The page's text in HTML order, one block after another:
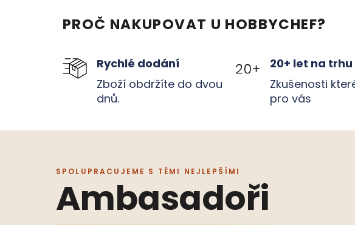
PROČ NAKUPOVAT U HOBBYCHEF?
Rychlé dodání
Zboží obdržíte do dvou
dnů.
20+ let na trhu
Zkušenosti
pro vás
SPOLUPRACUJEME S TĚMI NEJLEPŠÍMI
Ambasadoři